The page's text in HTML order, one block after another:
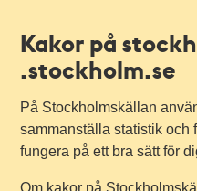
Kakor på
.stockholm.se
På Stockholmskällan
sammanställa statistik och
fungera på ett bra sätt för
Om kakor på